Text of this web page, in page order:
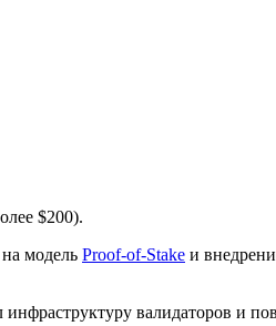
$200).
модель Proof-of-Stake и
валидаторов и